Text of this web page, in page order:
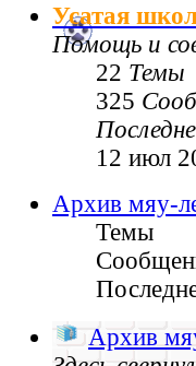
Усатая
Помощь и
22 Темы
325
12 июл
Архив мяу-
Темы
Архив